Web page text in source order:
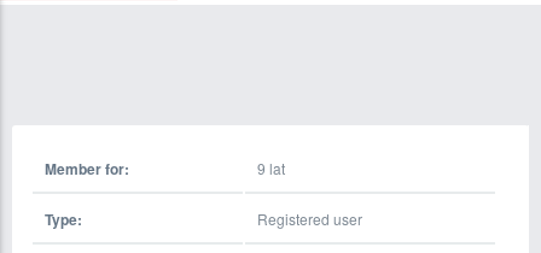
Member for: 9 lat
Type: Registered user